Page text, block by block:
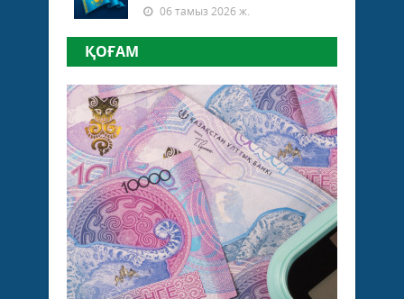
06 тамыз 2026 ж.
ҚОҒАМ